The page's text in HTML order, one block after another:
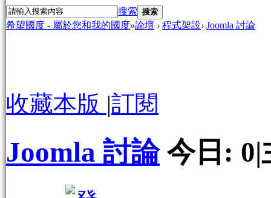
搜索 搜索
希望國度 - 屬於您和我的國度»論壇 › 程式架設› Joomla 討論
收藏本版 |訂閱
Joomla 討論 今日: 0|